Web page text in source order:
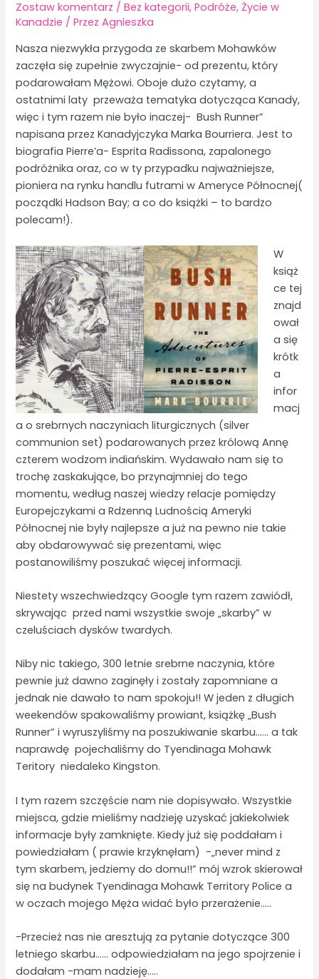
Zostaw komentarz /Bez kategorii,Podróże,Życie w
Kanadzie / Przez Agnieszka
Nasza niezwykła przygoda ze skarbem Mohawków
zaczęła się zupełnie zwyczajnie- od prezentu, który
podarowałam Mężowi. Oboje dużo czytamy, a
ostatnimi laty przeważa tematyka dotycząca Kanady,
więc i tym razem nie było inaczej- Bush Runner”
napisana przez Kanadyjczyka Marka Bourriera. Jest to
biografia Pierre’a- Esprita Radissona, zapalonego
podróżnika oraz, co w ty przypadku najważniejsze,
pioniera na rynku handlu futrami w Ameryce Północnej(
począdki Hadson Bay; a co do książki – to bardzo
polecam!).
W
książ
ce tej
znajd
ował
a się
krótk
a
infor
macj
a o srebrnych naczyniach liturgicznych (silver
communion set) podarowanych przez królową Annę
czterem wodzom indiańskim. Wydawało nam się to
trochę zaskakujące, bo przynajmniej do tego
momentu, według naszej wiedzy relacje pomiędzy
Europejczykami a Rdzenną Ludnością Ameryki
Północnej nie były najlepsze a już na pewno nie takie
aby obdarowywać się prezentami, więc
postanowiliśmy poszukać więcej informacji.
Niestety wszechwiedzący Google tym razem zawiódł,
skrywając przed nami wszystkie swoje „skarby” w
czeluściach dysków twardych.
Niby nic takiego, 300 letnie srebrne naczynia, które
pewnie już dawno zaginęły i zostały zapomniane a
jednak nie dawało to nam spokoju!! W jeden z długich
weekendów spakowaliśmy prowiant, książkę „Bush
Runner” i wyruszyliśmy na poszukiwanie skarbu…… a tak
naprawdę pojechaliśmy do Tyendinaga Mohawk
Teritory niedaleko Kingston.
I tym razem szczęście nam nie dopisywało. Wszystkie
miejsca, gdzie mieliśmy nadzieję uzyskać jakiekolwiek
informacje były zamknięte. Kiedy już się poddałam i
powiedziałam ( prawie krzyknęłam) -„never mind z
tym skarbem, jedziemy do domu!!” mój wzrok skierował
się na budynek Tyendinaga Mohawk Territory Police a
w oczach mojego Męża widać było przerażenie…..
-Przecież nas nie aresztują za pytanie dotyczące 300
letniego skarbu…… odpowiedziałam na jego spojrzenie i
dodałam -mam nadzieję…..